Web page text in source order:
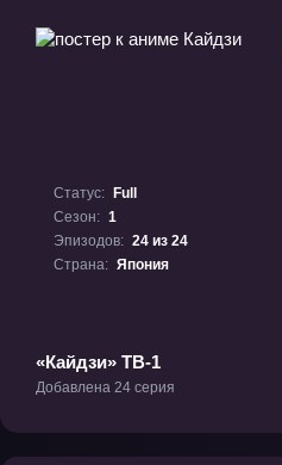
Статус:
Full
Сезон: 1
Эпизодов: 24 из 24
Страна: Япония
«Кайдзи» ТВ-1
Добавлена 24 серия